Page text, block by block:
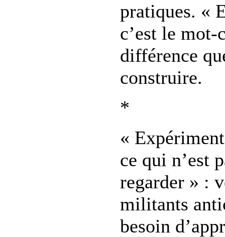
pratiques. «
c’est le mot-
différence
construire.
*
«
ce qui n’est
regarder » :
militants
besoin